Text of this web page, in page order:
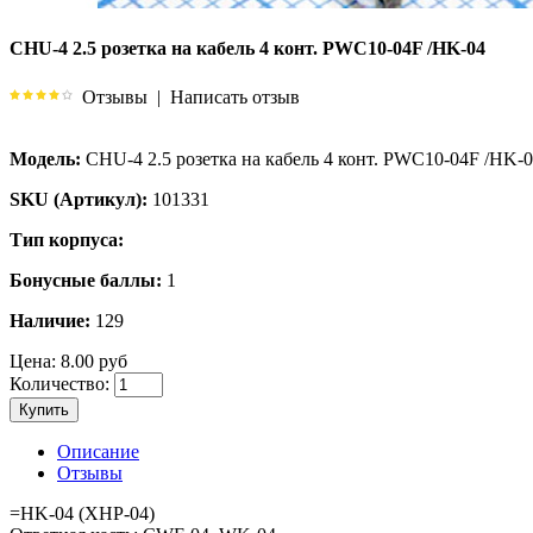
CHU-4 2.5 розетка на кабель 4 конт. PWC10-04F /HK-04
Отзывы | Написать отзыв
Модель: CHU-4 2.5 розетка на кабель 4 конт. PWC10-04F /HK-
SKU (Артикул): 101331
Тип корпуса:
Бонусные баллы: 1
Наличие: 129
Цена: 8.00 руб
Количество:
Купить
Описание
Отзывы
=HK-04 (XHP-04)